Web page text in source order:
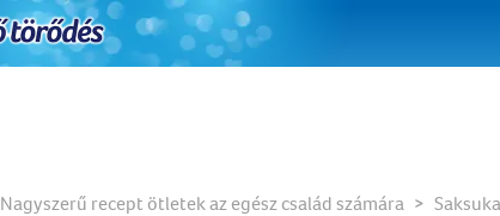
Nagyszerű recept ötletek az egész család számára